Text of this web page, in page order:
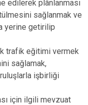
edilerek plânlanması
sağlanmak ve
yerine getirilip
trafik eğitimi vermek
sağlamak,
işbirliği
için ilgili mevzuat